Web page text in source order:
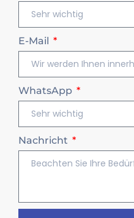
E-Mail
WhatsApp
Nachricht